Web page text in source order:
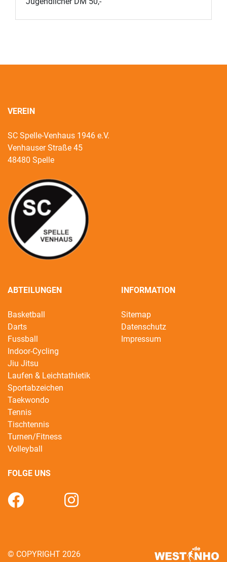
VEREIN
SC Spelle-Venhaus 1946 e.V.
Venhauser Straße 45
48480 Spelle
ABTEILUNGEN
Basketball
Darts
Fussball
Indoor-Cycling
Jiu Jitsu
Laufen & Leichtathletik
Sportabzeichen
Taekwondo
Tennis
Tischtennis
Turnen/Fitness
Volleyball
INFORMATION
Sitemap
Datenschutz
Impressum
FOLGE UNS
© COPYRIGHT 2026